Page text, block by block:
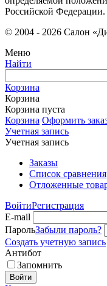
Российской Федерации.
© 2004 - 2026 Салон
Меню
Найти
Корзина
Корзина
Корзина пуста
Корзина Оформить
Учетная запись
Учетная запись
Заказы
Список сравнения
Отложенные
ВойтиРегистрация
E-mail
ПарольЗабыли пароль?
Создать учетную запись
Антибот
Запомнить
Войти